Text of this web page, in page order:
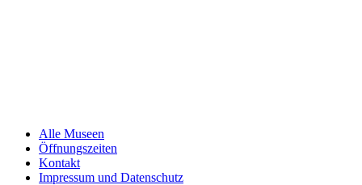
Alle Museen
Öffnungszeiten
Kontakt
Impressum und Datenschutz